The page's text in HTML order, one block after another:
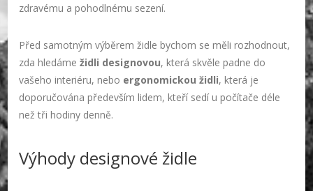
zdravému a pohodlnému sezení.
Před samotným výběrem židle bychom se měli rozhodnout,
zda hledámežidli designovou, která skvěle padne do
vašeho interiéru, nebo ergonomickou židli, která je
doporučována především lidem, kteří sedí u počítače déle
než tři hodiny denně.
Výhody designové židle